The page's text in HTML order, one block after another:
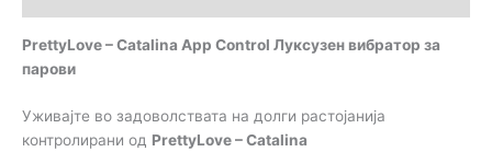
PrettyLove – Catalina App Control Луксузен вибратор за
парови
Уживајте во задоволствата на долги растојанија
контролирани од PrettyLove – Catalina